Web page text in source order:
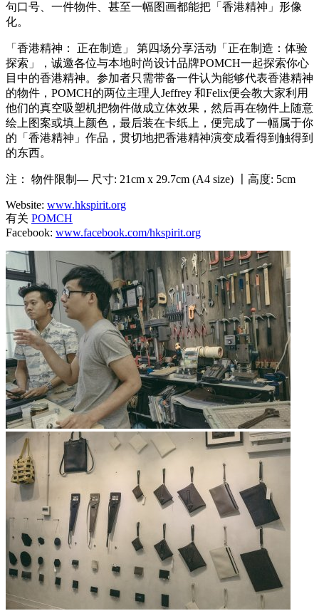
句口号、一件物件、甚至一幅图画都能把「香港精神」形像
化。
「香港精神： 正在制造」 第四场分享活动「正在制造：体验
探索」，诚邀各位与本地时尚设计品牌POMCH一起探索你心
目中的香港精神。参加者只需带备一件认为能够代表香港精神
的物件，POMCH的两位主理人Jeffrey 和Felix便会教大家利用
他们的真空吸塑机把物件做成立体效果，然后再在物件上随意
绘上图案或填上颜色，最后装在卡纸上，便完成了一幅属于你
的「香港精神」作品，贯切地把香港精神演变成看得到触得到
的东西。
注： 物件限制— 尺寸: 21cm x 29.7cm (A4 size) 〡高度: 5cm
Website: www.hkspirit.org
有关 POMCH
Facebook: www.facebook.com/hkspirit.org